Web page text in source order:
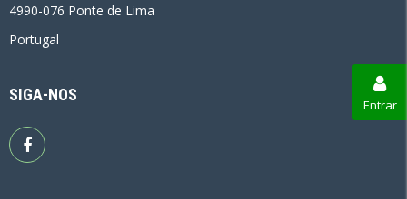
Entrar
4990-076 Ponte de Lima
Portugal
SIGA-NOS